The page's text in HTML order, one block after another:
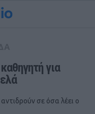
για
σε όσα λέει ο